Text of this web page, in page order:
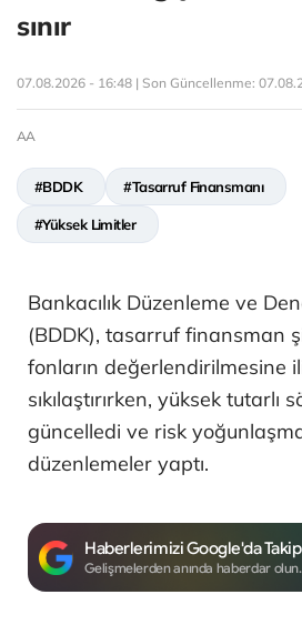
sınır
07.08.2026 - 16:48 | Son Güncellenme:
AA
#BDDK #Tasarruf Finansmanı
#Yüksek Limitler
Bankacılık Düzenleme ve
(BDDK), tasarruf finansman
fonların değerlendirilmesine
sıkılaştırırken, yüksek tutarlı
güncelledi ve risk
düzenlemeler yaptı.
Haberlerimizi Google'da Takip
Gelişmelerden anında haberdar olun.